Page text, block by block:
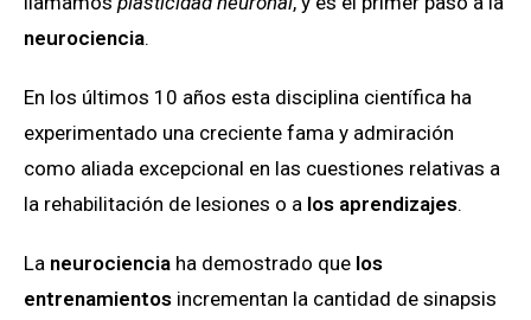
neurociencia.
En los últimos 10 años esta disciplina científica ha
experimentado una creciente fama y admiración
como aliada excepcional en las cuestiones relativas a
la rehabilitación de lesiones o a los aprendizajes.
La neurociencia ha demostrado que los
entrenamientos incrementan la cantidad de sinapsis